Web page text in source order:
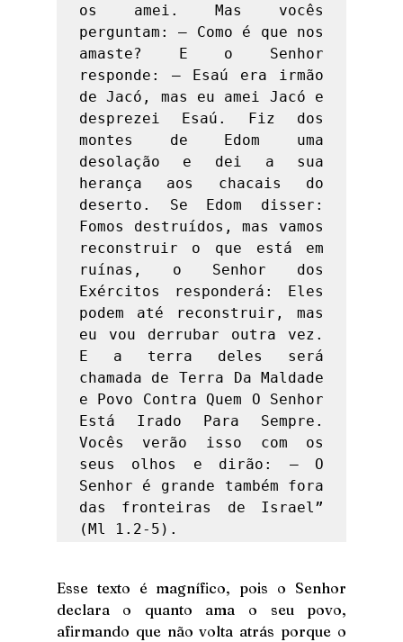
os amei. Mas vocês
perguntam: — Como é que nos
amaste? E o Senhor
responde: — Esaú era irmão
de Jacó, mas eu amei Jacó e
desprezei Esaú. Fiz dos
montes de Edom uma
desolação e dei a sua
herança aos chacais do
deserto. Se Edom disser:
Fomos destruídos, mas vamos
reconstruir o que está em
ruínas, o Senhor dos
Exércitos responderá: Eles
podem até reconstruir, mas
eu vou derrubar outra vez.
E a terra deles será
chamada de Terra Da Maldade
e Povo Contra Quem O Senhor
Está Irado Para Sempre.
Vocês verão isso com os
seus olhos e dirão: — O
Senhor é grande também fora
das fronteiras de Israel”
(Ml 1.2-5).
Esse texto é magnífico, pois o Senhor
declara o quanto ama o seu povo,
afirmando que não volta atrás porque o